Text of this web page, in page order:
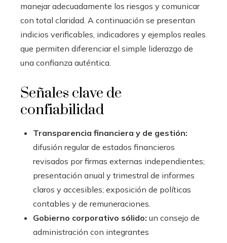
manejar adecuadamente los riesgos y comunicar
con total claridad. A continuación se presentan
indicios verificables, indicadores y ejemplos reales
que permiten diferenciar el simple liderazgo de
una confianza auténtica.
Señales clave de
confiabilidad
Transparencia financiera y de gestión:
difusión regular de estados financieros
revisados por firmas externas independientes;
presentación anual y trimestral de informes
claros y accesibles; exposición de políticas
contables y de remuneraciones.
Gobierno corporativo sólido: un consejo de
administración con integrantes